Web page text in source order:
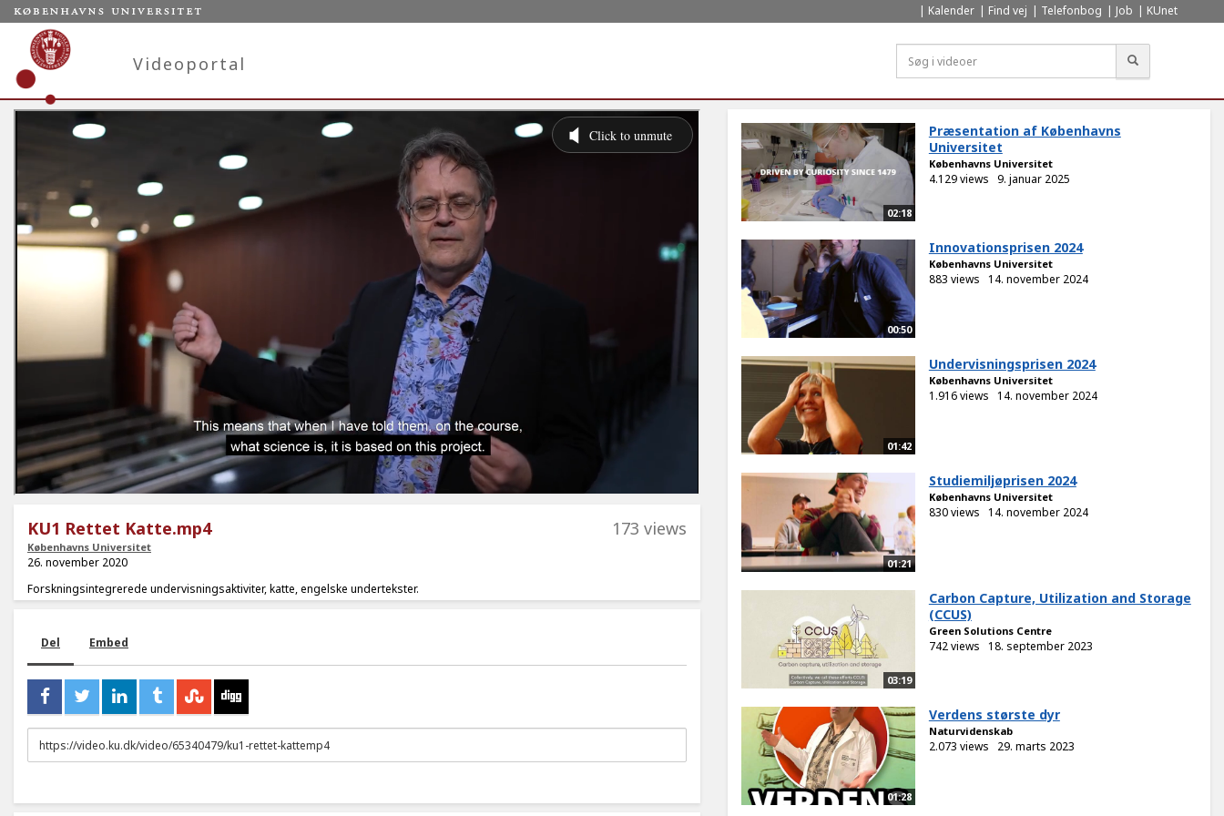
Kalender Find vej Telefonbog Job KUnet
Videoportal
KU1 Rettet Katte.mp4
Københavns Universitet
173 views
26. november 2020
Forskningsintegrerede undervisningsaktiviter, katte, engelske undertekster.
Del Embed
URL
to
02:18
Præsentation af Københavns
Universitet
Københavns Universitet
4.129 views 9. januar 2025
00:50
Innovationsprisen 2024
Københavns Universitet
883 views 14. november 2024
01:42
Undervisningsprisen 2024
Københavns Universitet
1.916 views 14. november 2024
01:21
Studiemiljøprisen 2024
Københavns Universitet
830 views 14. november 2024
03:19
Carbon Capture, Utilization and Storage
(CCUS)
Green Solutions Centre
742 views 18. september 2023
01:28
Verdens største dyr
Naturvidenskab
2.073 views 29. marts 2023